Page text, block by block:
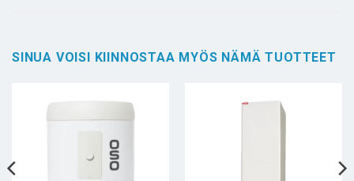
SINUA VOISI KIINNOSTAA MYÖS NÄMÄ TUOTTEET